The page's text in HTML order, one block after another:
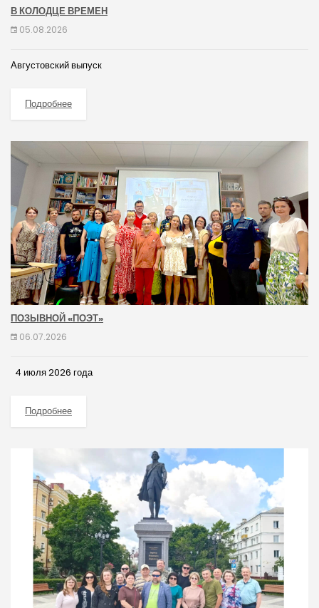
В КОЛОДЦЕ ВРЕМЕН
05.08.2026
Августовский выпуск
Подробнее
ПОЗЫВНОЙ «ПОЭТ»
06.07.2026
4 июля 2026 года
Подробнее